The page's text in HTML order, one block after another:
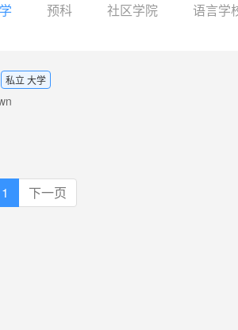
预科 社区学院 语言学
私立 大学
1 下一页